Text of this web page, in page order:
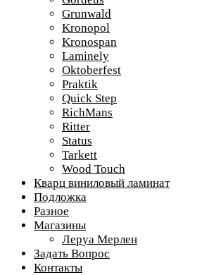
Grunwald
Kronopol
Kronospan
Laminely
Oktoberfest
Praktik
Quick Step
RichMans
Ritter
Status
Tarkett
Wood Touch
Кварц виниловый ламинат
Подложка
Разное
Магазины
Леруа Мерлен
Задать Вопрос
Контакты